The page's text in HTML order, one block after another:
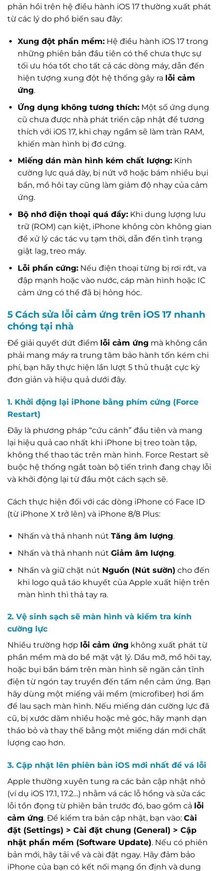
phản hồi trên hệ điều hành iOS 17 thường xuất phát
từ các lý do phổ biến sau đây:
Xung đột phần mềm:Hệ điều hành iOS 17 trong
những phiên bản đầu tiên có thể chưa thực sự
tối ưu hóa tốt cho tất cả các dòng máy, dẫn đến
hiện tượng xung đột hệ thống gây ra lỗi cảm
ứng.
Ứng dụng không tương thích:Một số ứng dụng
cũ chưa được nhà phát triển cập nhật để tương
thích với iOS 17, khi chạy ngầm sẽ làm tràn RAM,
khiến màn hình bị đơ cứng.
Miếng dán màn hình kém chất lượng:Kính
cường lực quá dày, bị nứt vỡ hoặc bám nhiều bụi
bẩn, mồ hôi tay cũng làm giảm độ nhạy của cảm
ứng.
Bộ nhớ điện thoại quá đầy:Khi dung lượng lưu
trữ (ROM) cạn kiệt, iPhone không còn không gian
để xử lý các tác vụ tạm thời, dẫn đến tình trạng
giật lag, treo máy.
Lỗi phần cứng:Nếu điện thoại từng bị rơi rớt, va
đập mạnh hoặc vào nước, cáp màn hình hoặc IC
cảm ứng có thể đã bị hỏng hóc.
5 Cách sửa lỗi cảm ứng trên iOS 17 nhanh
chóng tại nhà
Để giải quyết dứt điểm lỗi cảm ứng mà không cần
phải mang máy ra trung tâm bảo hành tốn kém chi
phí, bạn hãy thực hiện lần lượt 5 thủ thuật cực kỳ
đơn giản và hiệu quả dưới đây.
1. Khởi động lại iPhone bằng phím cứng (Force
Restart)
Đây là phương pháp “cứu cánh” đầu tiên và mang
lại hiệu quả cao nhất khi iPhone bị treo toàn tập,
không thể thao tác trên màn hình. Force Restart sẽ
buộc hệ thống ngắt toàn bộ tiến trình đang chạy lỗi
và khởi động lại từ đầu một cách sạch sẽ.
Cách thực hiện đối với các dòng iPhone có Face ID
(từ iPhone X trở lên) và iPhone 8/8 Plus:
Nhấn và thả nhanh nút Tăng âm lượng.
Nhấn và thả nhanh nút Giảm âm lượng.
Nhấn và giữ chặt nút Nguồn (Nút sườn) cho đến
khi logo quả táo khuyết của Apple xuất hiện trên
màn hình thì thả tay ra.
2. Vệ sinh sạch sẽ màn hình và kiểm tra kính
cường lực
Nhiều trường hợp lỗi cảm ứng không xuất phát từ
phần mềm mà do bề mặt vật lý. Dầu mỡ, mồ hôi tay,
hoặc bụi bẩn bám trên màn hình sẽ ngăn cản tĩnh
điện từ ngón tay truyền đến tấm nền cảm ứng. Bạn
hãy dùng một miếng vải mềm (microfiber) hơi ẩm
để lau sạch màn hình. Nếu miếng dán cường lực đã
cũ, bị xước dăm nhiều hoặc mẻ góc, hãy mạnh dạn
tháo bỏ và thay thế bằng một miếng dán mới chất
lượng cao hơn.
3. Cập nhật lên phiên bản iOS mới nhất để vá lỗi
Apple thường xuyên tung ra các bản cập nhật nhỏ
(ví dụ iOS 17.1, 17.2…) nhằm vá các lỗ hổng và sửa các
lỗi tồn đọng từ phiên bản trước đó, bao gồm cả lỗi
cảm ứng. Để kiểm tra bản cập nhật, bạn vào: Cài
đặt (Settings) > Cài đặt chung (General) > Cập
nhật phần mềm (Software Update). Nếu có phiên
bản mới, hãy tải về và cài đặt ngay. Hãy đảm bảo
iPhone của bạn có kết nối mạng ổn định và dung